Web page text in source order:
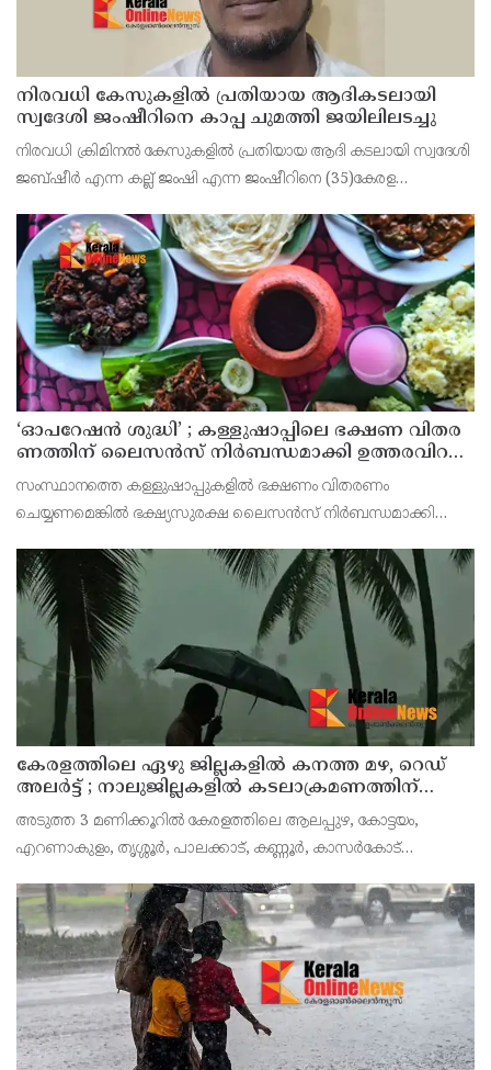
നിരവധി കേസുകളിൽ പ്രതിയായ ആദികടലായി
സ്വദേശി ജംഷീറിനെ കാപ്പ ചുമത്തി ജയിലിലടച്ചു
നിരവധി ക്രിമിനൽ കേസുകളിൽ പ്രതിയായ ആദി കടലായി സ്വദേശി
ജബ്ഷീർ എന്ന കല്ല് ജംഷി എന്ന ജംഷീറിനെ (35)കേരള
കണ്ണൂർ സെൻട്രൽ ജയിലിലടച്ചു.
‘ഓ​പ​റേ​ഷ​ൻ ശു​ദ്ധി’ ; ക​ള്ളു​ഷാ​പ്പി​ലെ ഭ​ക്ഷ​ണ വി​ത​ര​
ണ​ത്തി​ന് ലൈ​സ​ൻ​സ് നി​ർ​ബ​ന്ധ​മാ​ക്കി ഉ​ത്ത​ര​വി​റ​
സംസ്ഥാനത്തെ കള്ളുഷാപ്പുകളിൽ ഭക്ഷണം വിതരണം
ചെയ്യണമെങ്കിൽ ഭക്ഷ്യസുരക്ഷ ലൈസൻസ് നിർബന്ധമാക്കി
പരിശോധന നടത്താനും ലൈസൻസില്ലാതെ ഭക്ഷണം വിതരണം
ചെയ്യുന്ന സ്ഥാപനങ്
കേരളത്തിലെ ഏഴു ജില്ലകളിൽ കനത്ത മഴ, റെഡ്
അലർട്ട് ; നാലുജില്ലകളിൽ കടലാക്രമണത്തിന്
സാധ്യത
അടുത്ത 3 മണിക്കൂറിൽ കേരളത്തിലെ ആലപ്പുഴ, കോട്ടയം,
എറണാകുളം, തൃശ്ശൂർ, പാലക്കാട്, കണ്ണൂർ, കാസർകോട്
ശക്തമായ മഴയ്ക്കും മണിക്കൂറിൽ 50 കി.മീ വ